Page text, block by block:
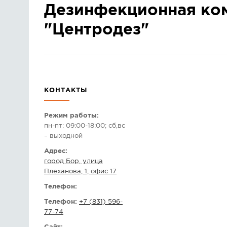
Дезинфекционная
"Центродез"
КОНТАКТЫ
Режим работы:
пн-пт: 09:00-18:00; сб,вс
– выходной
Адрес:
город Бор, улица
Плеханова, 1, офис 17
Телефон:
Телефон: +7 (831) 596-
77-74